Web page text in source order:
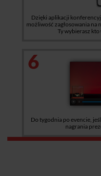
Dzięki aplikacji
możliwość zagłosowania na
Ty wybierasz kto
6
Do tygodnia po evencie,
nagrania